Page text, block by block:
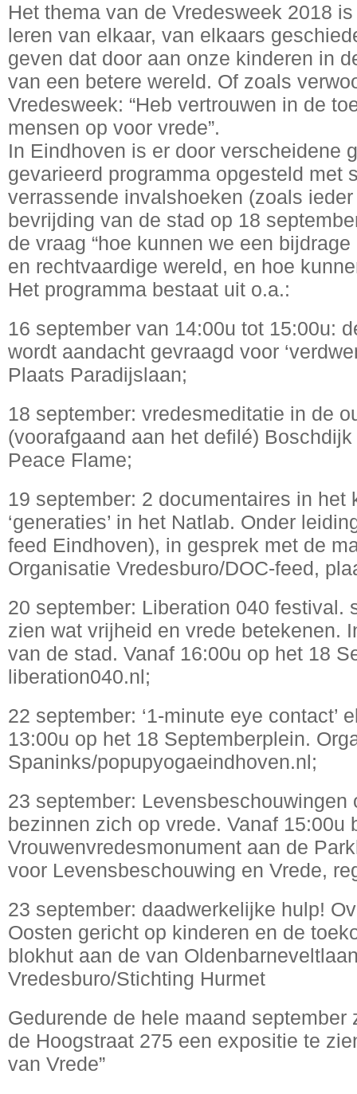
Het thema van de Vredesweek 2018 is
leren van elkaar, van elkaars
geven dat door aan onze kinderen in
van een betere wereld. Of zoals
Vredesweek: “Heb vertrouwen in de
mensen op voor vrede”.
In Eindhoven is er door verscheidene
gevarieerd programma opgesteld met
verrassende invalshoeken (zoals
bevrijding van de stad op 18
de vraag “hoe kunnen we een
en rechtvaardige wereld, en hoe
Het programma bestaat uit o.a.:
16 september van 14:00u tot 15:00u:
wordt aandacht gevraagd voor
Plaats Paradijslaan;
18 september: vredesmeditatie in de
(voorafgaand aan het defilé)
Peace Flame;
19 september: 2 documentaires in het
‘generaties’ in het Natlab. Onder
feed Eindhoven), in gesprek met de
Organisatie Vredesburo/DOC-feed,
20 september: Liberation 040 festival.
zien wat vrijheid en vrede betekenen.
van de stad. Vanaf 16:00u op het 18
liberation040.nl;
22 september: ‘1-minute eye contact’
13:00u op het 18 Septemberplein.
Spaninks/popupyogaeindhoven.nl;
23 september: Levensbeschouwingen
bezinnen zich op vrede. Vanaf 15:00u
Vrouwenvredesmonument aan de
voor Levensbeschouwing en Vrede,
23 september: daadwerkelijke hulp!
Oosten gericht op kinderen en de
blokhut aan de van
Vredesburo/Stichting Hurmet
Gedurende de hele maand
de Hoogstraat 275 een expositie te
van Vrede”